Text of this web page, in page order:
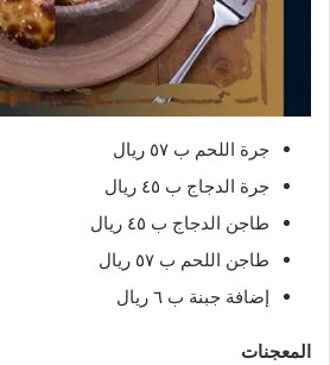
جرة اللحم ب ٥٧ ريال
جرة الدجاج ب ٤٥ ريال
طاجن الدجاج ب ٤٥ ريال
طاجن اللحم ب ٥٧ ريال
إضافة جبنة ب ٦ ريال
المعجنات